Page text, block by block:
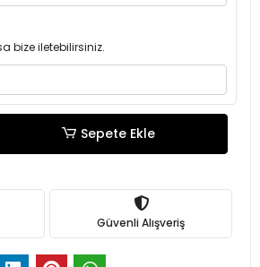
bize iletebilirsiniz.
Sepete Ekle
Güvenli Alışveriş